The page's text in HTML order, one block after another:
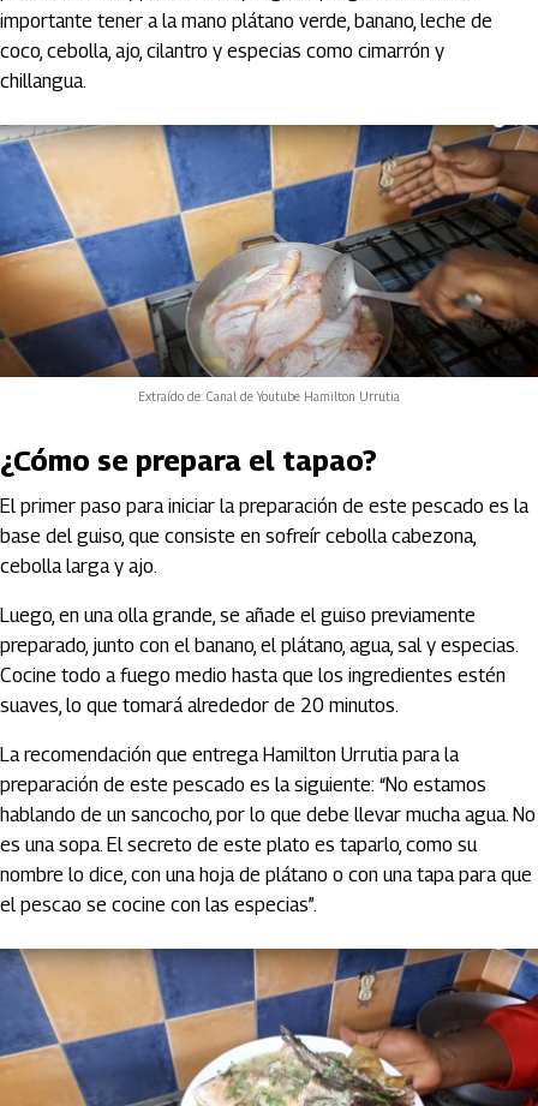
importante tener a la mano plátano verde, banano, leche de
coco, cebolla, ajo, cilantro y especias como cimarrón y
chillangua.
Extraído de: Canal de Youtube Hamilton Urrutia
¿Cómo se prepara el tapao?
El primer paso para iniciar la preparación de este pescado es la
base del guiso, que consiste en sofreír cebolla cabezona,
cebolla larga y ajo.
Luego, en una olla grande, se añade el guiso previamente
preparado, junto con el banano, el plátano, agua, sal y especias.
Cocine todo a fuego medio hasta que los ingredientes estén
suaves, lo que tomará alrededor de 20 minutos.
La recomendación que entrega Hamilton Urrutia para la
preparación de este pescado es la siguiente: “No estamos
hablando de un sancocho, por lo que debe llevar mucha agua. No
es una sopa. El secreto de este plato es taparlo, como su
nombre lo dice, con una hoja de plátano o con una tapa para que
el pescao se cocine con las especias”.